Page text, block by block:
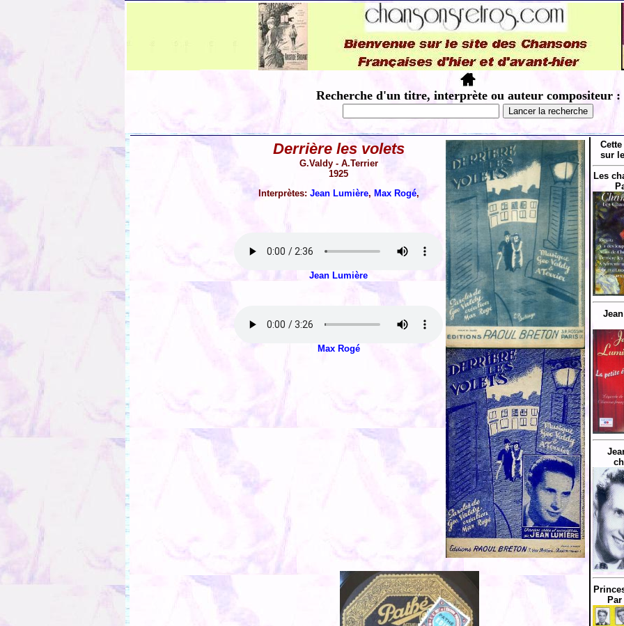
Recherche d'un titre, interprète ou auteur compositeur :
Derrière les volets
G.Valdy - A.Terrier
1925
Interprètes: Jean Lumière, Max Rogé,
Jean Lumière
Max Rogé
sur
Les